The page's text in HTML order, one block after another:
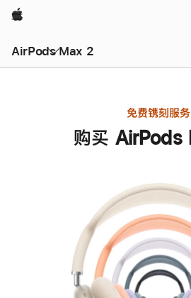
Apple
AirPods Max 2
免费镌刻服务
购买 AirPods